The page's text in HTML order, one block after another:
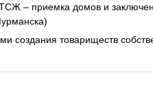
– приемка домов и
создания товариществ